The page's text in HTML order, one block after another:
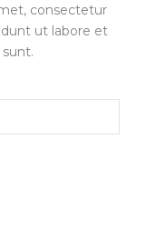
consectetur
ut labore et